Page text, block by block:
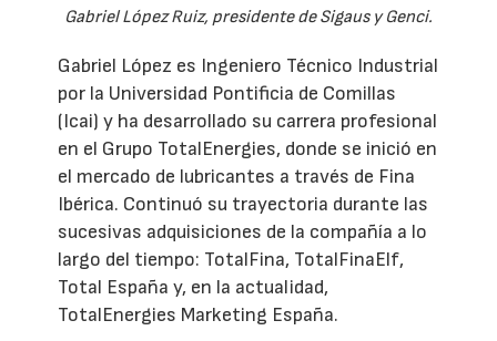
Gabriel López Ruiz, presidente de Sigaus y Genci.
Gabriel López es Ingeniero Técnico Industrial
por la Universidad Pontificia de Comillas
(Icai) y ha desarrollado su carrera profesional
en el Grupo TotalEnergies, donde se inició en
el mercado de lubricantes a través de Fina
Ibérica. Continuó su trayectoria durante las
sucesivas adquisiciones de la compañía a lo
largo del tiempo: TotalFina, TotalFinaElf,
Total España y, en la actualidad,
TotalEnergies Marketing España.